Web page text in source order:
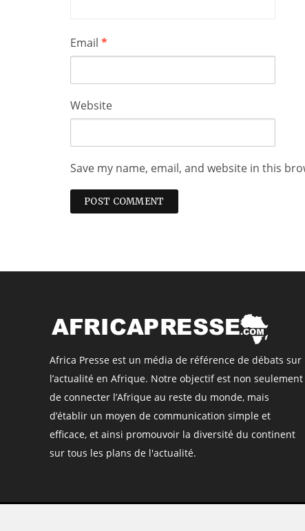
Email *
Website
Save my name, email, and website in this
Africa Presse est un média de référence de débats sur
l’actualité en Afrique. Notre objectif est non seulement
de connecter l’Afrique au reste du monde, mais
d’établir un moyen de communication simple et
efficace, et ainsi promouvoir la diversité du continent
sur tous les plans de l'actualité.